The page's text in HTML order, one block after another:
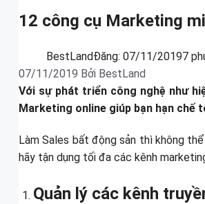
12 công cụ Marketing
BestLandĐăng: 07/11/20197
07/11/2019 Bởi BestLand
Với sự phát triển công nghệ như
Marketing online giúp bạn hạn chế
Làm Sales bất động sản thì không
hãy tận dụng tối đa các kênh
Quản lý các kênh